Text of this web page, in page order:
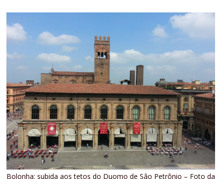
Bolonha: subida aos tetos do Duomo de Sâo Petrônio – Foto da